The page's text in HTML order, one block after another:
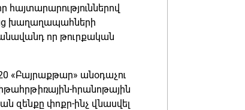
հայտարարություններով
խաղաղապահների
որ թուրքական
«Բայրաքթար» անօդաչու
հրանոթային
զենքը փոքր-ինչ վնասվել